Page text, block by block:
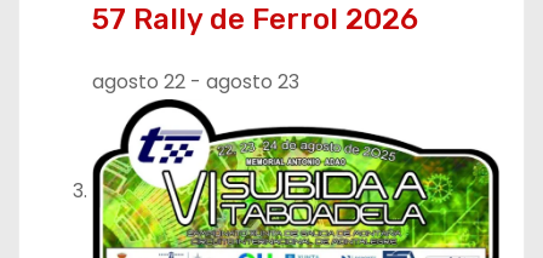
57 Rally de Ferrol 2026
agosto 22 - agosto 23